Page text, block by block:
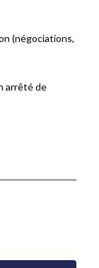
(négociations,
arrêté de